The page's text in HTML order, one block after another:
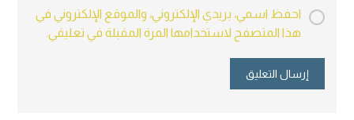
احفظ اسمي، بريدي الإلكتروني، والموقع الإلكتروني في
هذا المتصفح لاستخدامها المرة المقبلة في تعليقي.